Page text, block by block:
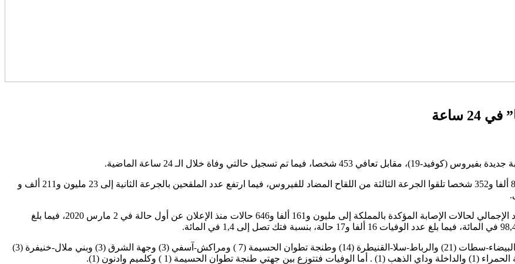
وأبرزت الوزارة، في النشرة اليومية لحصيلة (كوفيد-19)، أن 5 ملايين و831 ألفا و352 شخصا تلقوا الجرعة الثالثة من اللقاح المضاد للفيروس، فيما ارتفع عدد الملقحين بالجرعة الثانية إلى 23 مليون و211 ألف و
وأشارت النشرة إلى أن الحصيلة الجديدة للإصابات بالفيروس رفعت العدد الإجمالي لحالات الإصابة المؤكدة بالمملكة إلى مليون و161 ألفا و646 حالات منذ الإعلان عن أول حالة في 2 مارس 2020، فيما بلغ
وتتوزع حالات الإصابة المسجلة خلال الـ24 ساعة الأخيرة بين جهات الدار البيضاء-سطات (21) والرباط-سلا-القنيطرة (14) وطنجة تطوان الحسيمة (7 ) ومراكش-آسفي (3) وجهة الشرق (3) وبني ملال-خنيفرة (3)